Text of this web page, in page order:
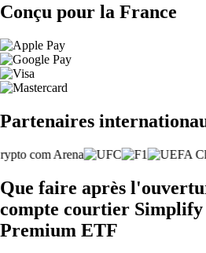
Conçu pour la France
Partenaires
Que faire après
compte courtier
Premium ETF